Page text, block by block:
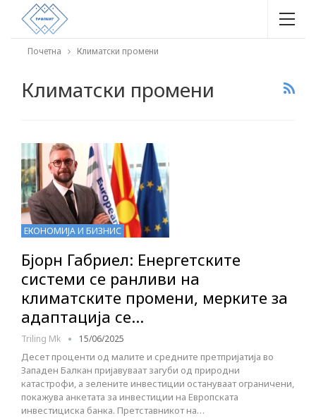
Почетна Климатски промени
Климатски промени
ЕКОНОМИЈА И БИЗНИС
Бјорн Габриел: Енергетските
системи се ранливи на
климатските промени, мерките за
адаптација се…
Triling Mk 15/06/2025
Десет проценти од малите и средните претпријатија во
Западен Балкан пријавуваат загуби од природни
катастрофи, а зелените инвестиции остануваат ограничени,
покажува анкетата за инвестиции на Европската
инвестициска банка. Претставникот на…